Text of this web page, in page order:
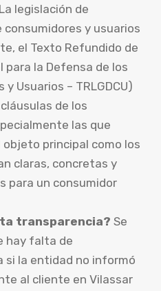
La legislación de
consumidores y usuarios
el Texto Refundido de
para la Defensa de los
y Usuarios – TRLGDCU)
de los
las que
principal como los
claras, concretas y
para un consumidor
transparencia? Se
hay falta de
si la entidad no informó
al cliente en Vilassar